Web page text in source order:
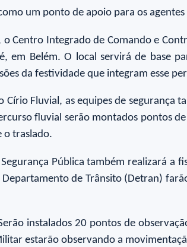
um ponto de apoio para os agentes
o Centro Integrado de Comando e
em Belém. O local servirá de base
da festividade que integram esse
Círio Fluvial, as equipes de segurança
fluvial serão montados pontos
o traslado.
Pública também realizará a
Departamento de Trânsito (Detran)
instalados 20 pontos de
estarão observando a